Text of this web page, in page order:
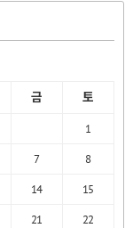
금 토
1
7
8
14
15
21
22